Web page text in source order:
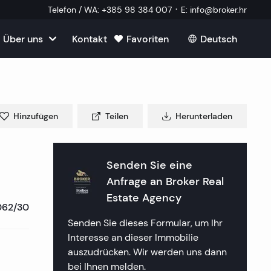
Telefon / WA: +385 98 384 007 · E: info@broker.hr
in Split
in Rogoznica
in Primosten
in Crikvenica
Verkauf in Kroatien
in Kroatien
Über uns
ein externer Mitarbeiter
Fragen
Kontakt Favoriten Deutsch
Alle ansehen
30
Hinzufügen Teilen Herunterladen
Senden Sie eine
Anfrage an Broker Real
Estate Agency
Senden Sie dieses Formular, um Ihr
Interesse an dieser Immobilie
auszudrücken. Wir werden uns dann
bei Ihnen melden.